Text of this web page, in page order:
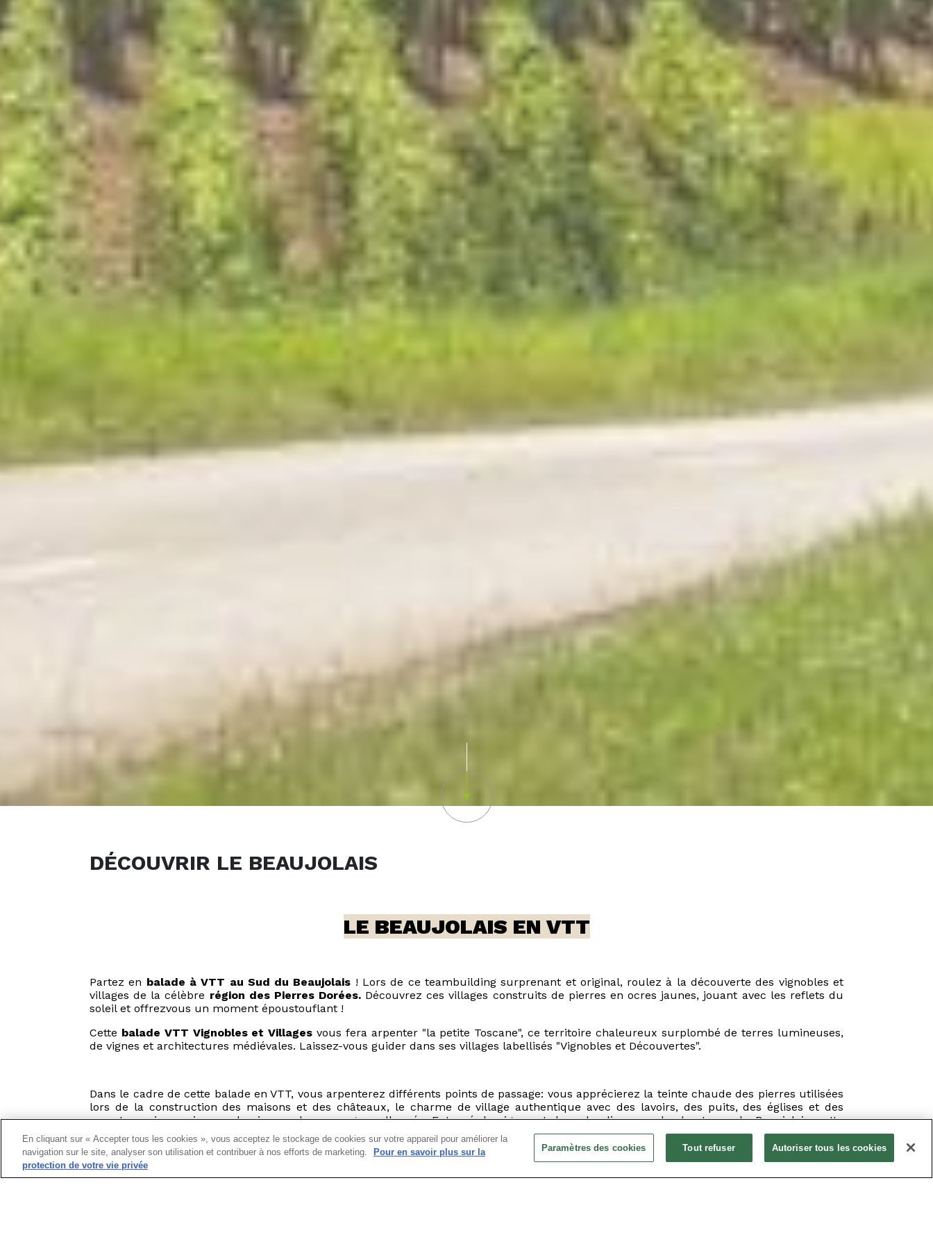
DÉCOUVRIR LE BEAUJOLAIS
LE BEAUJOLAIS EN VTT
Partez en balade à VTT au Sud du Beaujolais ! Lors de ce teambuilding surprenant et original, roulez à la découverte des vignobles et
villages de la célèbre région des Pierres Dorées. Découvrez ces villages construits de pierres en ocres jaunes, jouant avec les reflets du
soleil et offrezvous un moment époustouflant !
Cette balade VTT Vignobles et Villages vous fera arpenter "la petite Toscane", ce territoire chaleureux surplombé de terres lumineuses,
de vignes et architectures médiévales. Laissez-vous guider dans ses villages labellisés "Vignobles et Découvertes".
Dans le cadre de cette balade en VTT, vous arpenterez différents points de passage: vous apprécierez la teinte chaude des pierres utilisées
lors de la construction des maisons et des châteaux, le charme de village authentique avec des lavoirs, des puits, des églises et des
murets, mais aussi, vous dominerez des paysages vallonnés. Entouré de vignes et dans des lieux sur les hauteurs du Beaujolais, cette
animation teambuilding allie découverte et dynamisme.
Au départ du village d'Oingt, en passant par Theizé, ou un arrêt à Chamelet, nous vous proposons desparcours de balade VTT entre
En cliquant sur « Accepter tous les cookies », vous acceptez le stockage de cookies sur votre appareil pour améliorer la
navigation sur le site, analyser son utilisation et contribuer à nos efforts de marketing.
Pour en savoir plus sur la
protection de votre vie privée
Paramètres des cookies Tout refuser Autoriser tous les cookies